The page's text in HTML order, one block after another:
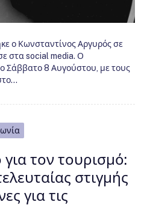
ο Κωνσταντίνος Αργυρός σε
στα social media. Ο
Σάββατο 8 Αυγούστου, με τους
τον τουρισμό:
στιγμής
για τις